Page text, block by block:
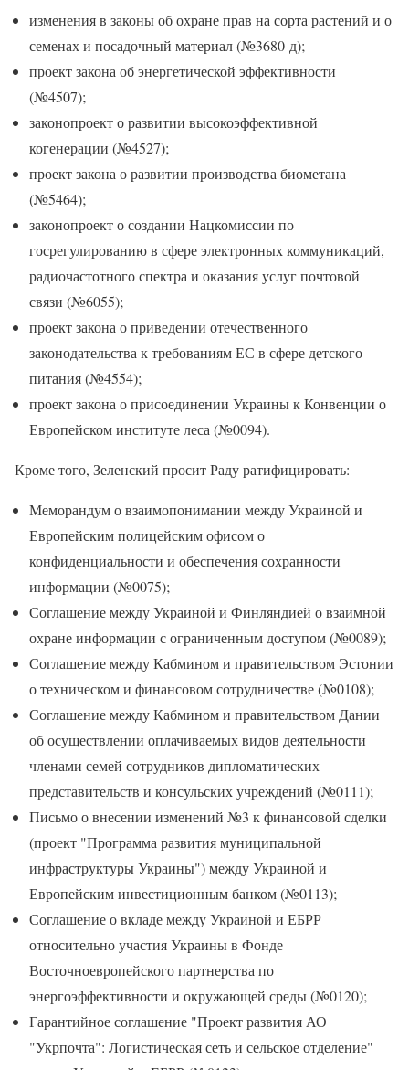
изменения в законы об охране прав на сорта растений и о
семенах и посадочный материал (№3680-д);
проект закона об энергетической эффективности
(№4507);
законопроект о развитии высокоэффективной
когенерации (№4527);
проект закона о развитии производства биометана
(№5464);
законопроект о создании Нацкомиссии по
госрегулированию в сфере электронных коммуникаций,
радиочастотного спектра и оказания услуг почтовой
связи (№6055);
проект закона о приведении отечественного
законодательства к требованиям ЕС в сфере детского
питания (№4554);
проект закона о присоединении Украины к Конвенции о
Европейском институте леса (№0094).
Кроме того, Зеленский просит Раду ратифицировать:
Меморандум о взаимопонимании между Украиной и
Европейским полицейским офисом о
конфиденциальности и обеспечения сохранности
информации (№0075);
Соглашение между Украиной и Финляндией о взаимной
охране информации с ограниченным доступом (№0089);
Соглашение между Кабмином и правительством Эстонии
о техническом и финансовом сотрудничестве (№0108);
Соглашение между Кабмином и правительством Дании
об осуществлении оплачиваемых видов деятельности
членами семей сотрудников дипломатических
представительств и консульских учреждений (№0111);
Письмо о внесении изменений №3 к финансовой сделки
(проект "Программа развития муниципальной
инфраструктуры Украины") между Украиной и
Европейским инвестиционным банком (№0113);
Соглашение о вкладе между Украиной и ЕБРР
относительно участия Украины в Фонде
Восточноевропейского партнерства по
энергоэффективности и окружающей среды (№0120);
Гарантийное соглашение "Проект развития АО
"Укрпочта": Логистическая сеть и сельское отделение"